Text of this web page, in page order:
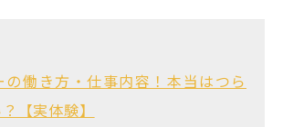
の働き方・仕事内容！本当はつら
【実体験】